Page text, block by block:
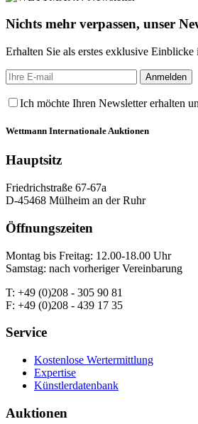
Nichts mehr verpassen, unser
Erhalten Sie als erstes exklusive Einblicke
Ich möchte Ihren Newsletter erhalten
Wettmann Internationale Auktionen
Hauptsitz
Friedrichstraße 67-67a
D-45468 Mülheim an der Ruhr
Öffnungszeiten
Montag bis Freitag: 12.00-18.00 Uhr
Samstag: nach vorheriger Vereinbarung
T: +49 (0)208 - 305 90 81
F: +49 (0)208 - 439 17 35
Service
Kostenlose Wertermittlung
Expertise
Künstlerdatenbank
Auktionen